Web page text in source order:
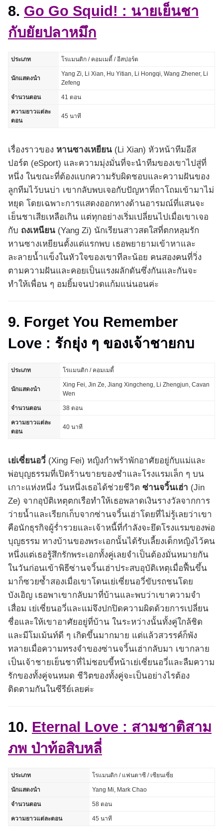
8. Go Go Squid! : นายเย็นชา
กับยัยปลาหมึก
ประเภท โรแมนติก / คอมเมดี้ / อีสปอร์ต
นักแสดงนำ
Yang Zi, Li Xian, Hu Yitian, Li Hongqi, Wang Zhener, Li
Zefeng
จำนวนตอน 41 ตอน
ความยาวแต่ละ
ตอน
45 นาที
เรื่องราวของ หานซางเหยียน (Li Xian) หัวหน้าทีมอีส
ปอร์ต (eSport) และความมุ่งมั่นที่จะนำทีมของเขาไปสู่ที่
หนึ่ง ในขณะที่ต้องแบกความรับผิดชอบและความฝันของ
ลูกทีมไว้บนบ่า เขากลับพบเจอกับปัญหาที่ถาโถมเข้ามาไม่
หยุด โดยเฉพาะการแสดงออกทางด้านอารมณ์ที่แสนจะ
เย็นชาเสียเหลือเกิน แต่ทุกอย่างเริ่มเปลี่ยนไปเมื่อเขาเจอ
กับ ถงเหนียน (Yang Zi) นักเรียนสาวสดใสที่ตกหลุมรัก
หานซางเหยียนตั้งแต่แรกพบ เธอพยายามเข้าหาและ
ละลายน้ำแข็งในหัวใจของเขาทีละน้อย คนสองคนที่วิ่ง
ตามความฝันและคอยเป็นแรงผลักดันซึ่งกันและกันจะ
ทำให้เพื่อน ๆ อมยิ้มจนปวดแก้มแน่นอนค่ะ
9. Forget You Remember
Love : รักยุ่ง ๆ ของเจ้าชายกบ
ประเภท โรแมนติก / คอมเมดี้
นักแสดงนำ
Xing Fei, Jin Ze, Jiang Xingcheng, Li Zhengjun, Cavan
Wen
จำนวนตอน 38 ตอน
ความยาวแต่ละ
ตอน
40 นาที
เย่เซี่ยนอวี่ (Xing Fei) หญิงกำพร้าพักอาศัยอยู่กับแม่และ
พ่อบุญธรรมที่เปิดร้านขายของชำและโรงแรมเล็ก ๆ บน
เกาะแห่งหนึ่ง วันหนึ่งเธอได้ช่วยชีวิต ซ่านจวิ้นเฮ่า (Jin
Ze) จากอุบัติเหตุตกเรือทำให้เธอพลาดเงินรางวัลจากการ
ว่ายน้ำและเรียกเก็บจากซ่านจวิ้นเฮ่าโดยที่ไม่รู้เลยว่าเขา
คือนักธุรกิจผู้ร่ำรวยและเจ้าหนี้ที่กำลังจะยึดโรงแรมของพ่อ
บุญธรรม ทางบ้านของพระเอกนั้นได้รับเลี้ยงเด็กหญิงไว้คน
หนึ่งแต่เธอรู้สึกรักพระเอกทั้งคู่เลยจำเป็นต้องมั่นหมายกัน
ในวันก่อนเข้าพิธีซ่านจวิ้นเฮ่าประสบอุบัติเหตุเมื่อฟื้นขึ้น
มาก็ซวยซ้ำสองเมื่อเขาโดนเย่เซี่ยนอวี่ขับรถชนโดย
บังเอิญ เธอพาเขากลับมาที่บ้านและพบว่าเขาความจำ
เสื่อม เย่เซี่ยนอวี่และแม่จึงปกปิดความผิดด้วยการเปลี่ยน
ชื่อและให้เขาอาศัยอยู่ที่บ้าน ในระหว่างนั้นทั้งคู่ใกล้ชิด
และมีโมเม้นท์ดี ๆ เกิดขึ้นมากมาย แต่แล้วสวรรค์ก็พัง
ทลายเมื่อความทรงจำของซ่านจวิ้นเฮ่ากลับมา เขากลาย
เป็นเจ้าชายเย็นชาที่ไม่ชอบขี้หน้าเย่เซี่ยนอวี่และลืมความ
รักของทั้งคู่จนหมด ชีวิตของทั้งคู่จะเป็นอย่างไรต้อง
ติดตามกันในซีรีย์เลยค่ะ
10. Eternal Love : สามชาติสาม
ภพ ป่าท้อสิบหลี่
ประเภท โรแมนติก / แฟนตาซี / เซียนเซี่ย
นักแสดงนำ Yang Mi, Mark Chao
จำนวนตอน 58 ตอน
ความยาวแต่ละตอน 45 นาที